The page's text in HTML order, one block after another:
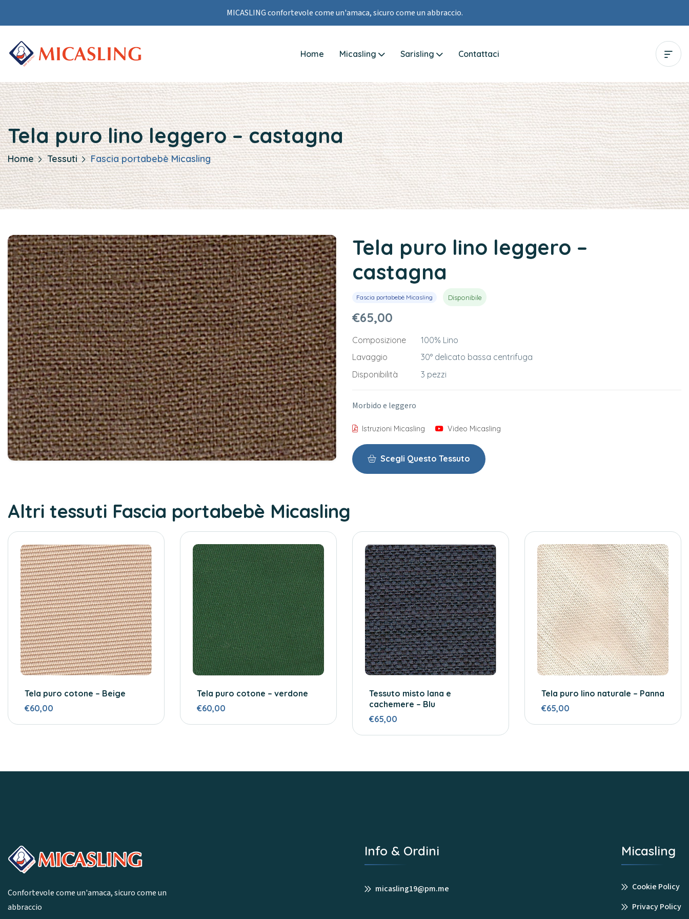
MICASLING confortevole come un'amaca, sicuro come un abbraccio.
Home Micasling Sarisling Contattaci
Tela puro lino leggero – castagna
Home Tessuti Fascia portabebè Micasling
Tela puro lino leggero –
castagna
Fascia portabebè Micasling Disponibile
€65,00
Composizione
100% Lino
Lavaggio
30° delicato bassa centrifuga
Disponibilità
3 pezzi
Morbido e leggero
Istruzioni Micasling Video Micasling
Scegli Questo Tessuto
Altri tessuti Fascia portabebè Micasling
Tela puro cotone – Beige
€60,00
Tela puro cotone – verdone
€60,00
Tessuto misto lana e
cachemere – Blu
€65,00
Tela puro lino naturale – Panna
€65,00
Confortevole come un'amaca, sicuro come un
abbraccio
Info & Ordini
micasling19@pm.me
Micasling
Cookie Policy
Privacy Policy